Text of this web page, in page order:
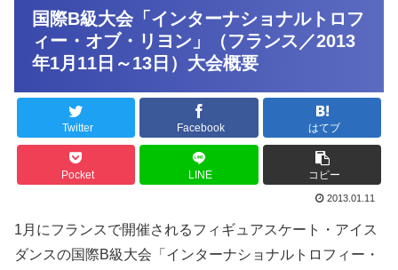
国際B級大会「インターナショナルトロフ
ィー・オブ・リヨン」（フランス／2013
年1月11日～13日）大会概要
Twitter Facebook はてブ
Pocket LINE コピー
2013.01.11
1月にフランスで開催されるフィギュアスケート・アイス
ダンスの国際B級大会「インターナショナルトロフィー・